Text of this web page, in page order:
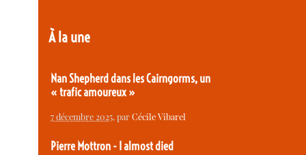
À la une
Nan Shepherd dans les Cairngorms, un
« trafic amoureux »
7 décembre 2025, parCécile Vibarel
Pierre Mottron - I almost died